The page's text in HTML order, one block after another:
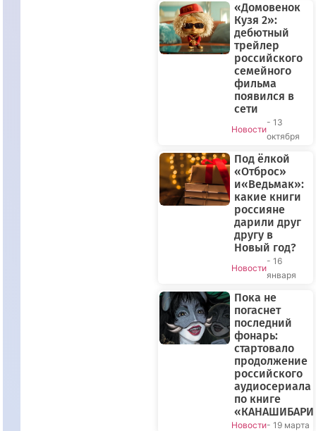
«Домовенок
Кузя 2»:
дебютный
трейлер
российского
семейного
фильма
появился в
сети
Новости
- 13
октября
Под ёлкой
«Отброс»
и«Ведьмак»:
какие книги
россияне
дарили друг
другу в
Новый год?
Новости
- 16
января
Пока не
погаснет
последний
фонарь:
стартовало
продолжение
российского
аудиосериала
по книге
Новости- 19 марта